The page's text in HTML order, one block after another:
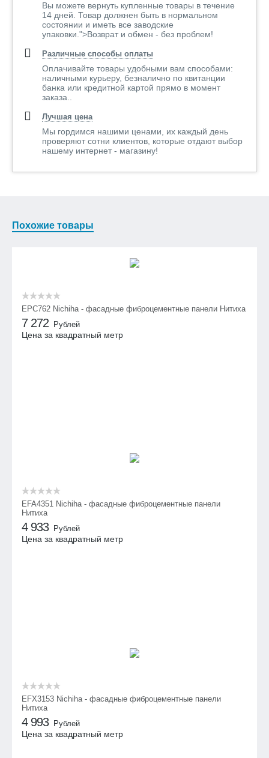
Вы можете вернуть купленные товары в течение
14 дней. Товар должнен быть в нормальном
состоянии и иметь все заводские
упаковки.">Возврат и обмен - без проблем!
Различные способы оплаты
Оплачивайте товары удобными вам способами:
наличными курьеру, безналично по квитанции
банка или кредитной картой прямо в момент
заказа..
Лучшая цена
Мы гордимся нашими ценами, их каждый день
проверяют сотни клиентов, которые отдают выбор
нашему интернет - магазину!
Похожие товары
EPC762 Nichiha - фасадные фиброцементные панели Нитиха
7 272 Рублей
Цена за квадратный метр
EFA4351 Nichiha - фасадные фиброцементные панели
Нитиха
4 933 Рублей
Цена за квадратный метр
EFX3153 Nichiha - фасадные фиброцементные панели
Нитиха
4 993 Рублей
Цена за квадратный метр